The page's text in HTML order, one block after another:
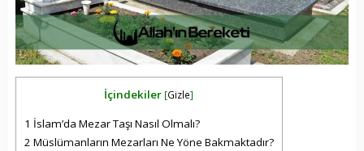
İçindekiler [Gizle]
1 İslam’da Mezar Taşı Nasıl Olmalı?
2 Müslümanların Mezarları Ne Yöne Bakmaktadır?